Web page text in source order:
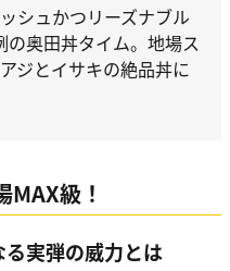
シュかつリーズナブル
奥田丼タイム。地場ス
ジとイサキの絶品丼に
級！
実弾の威力とは